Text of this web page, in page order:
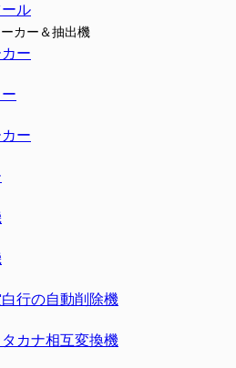
ル
カー＆抽出機
ー
ー
行の自動削除機
カナ相互変換機